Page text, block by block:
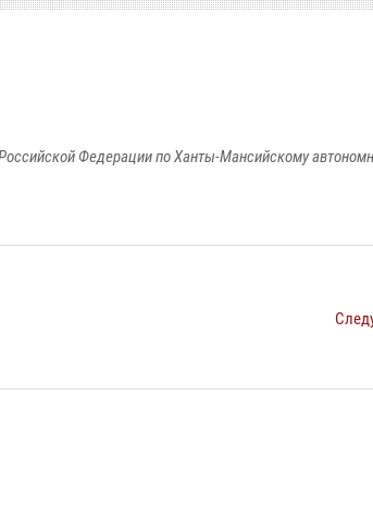
Федерации по Ханты-Мансийскому